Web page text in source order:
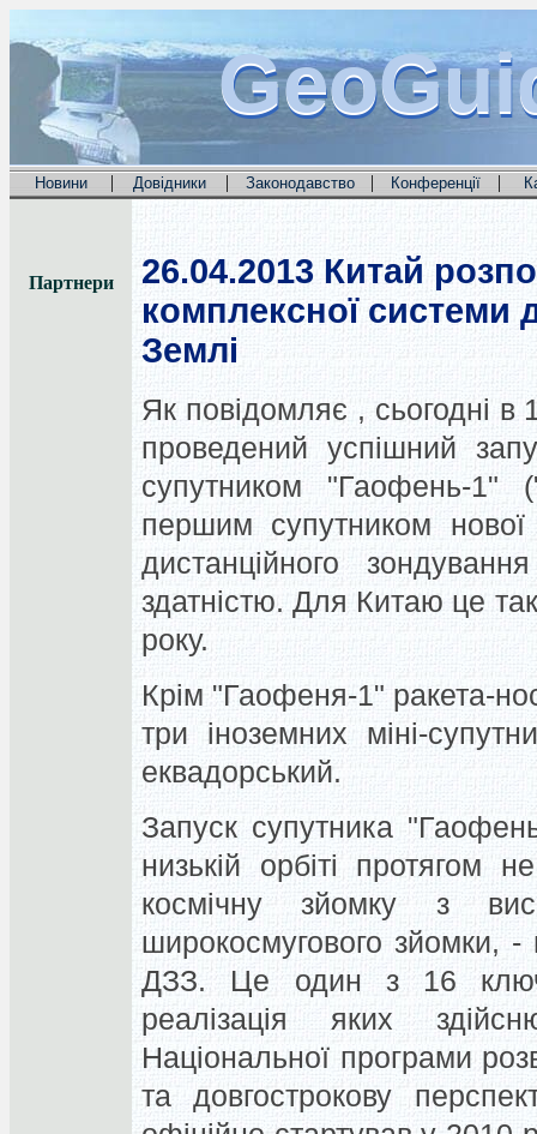
Новини | Довідники | Законодавство | Конференції |
Партнери 26.04.2013 Китай
комплексної системи
Землі
Як повідомляє , сьогодні
проведений успішний
супутником "Гаофень-1"
першим супутником нової
дистанційного
здатністю. Для Китаю це
року.
Крім "Гаофеня-1" ракета-
три іноземних міні-
еквадорський.
Запуск супутника
низькій орбіті протягом
космічну зйомку з
широкосмугового зйомки,
ДЗЗ. Це один з 16
реалізація яких
Національної програми
та довгострокову